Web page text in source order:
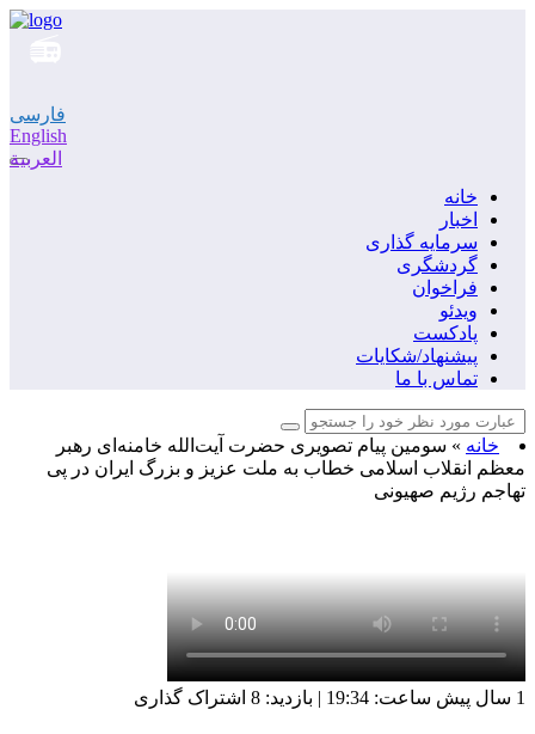
فارسی
English
العربية
خانه
اخبار
سرمایه گذاری
گردشگری
فراخوان
ویدئو
پادکست
پیشنهاد/شکایات
تماس با ما
خانه » سومین پیام تصویری حضرت آیت‌الله خامنه‌ای رهبر
معظم انقلاب اسلامی خطاب به ملت عزیز و بزرگ ایران در پی
تهاجم رژیم صهیونی
1 سال پیش ساعت: 19:34
| بازدید: 8 اشتراک گذاری